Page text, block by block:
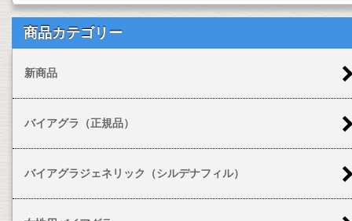
商品カテゴリー
新商品
バイアグラ（正規品）
バイアグラジェネリック（シルデナフィル）